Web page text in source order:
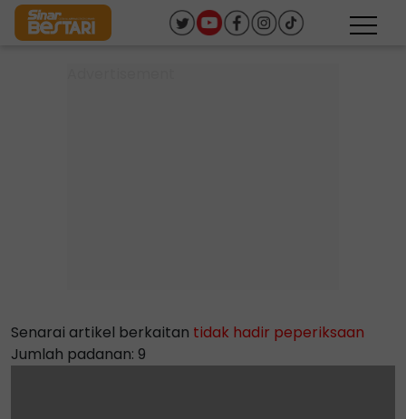
Senarai artikel berkaitan tidak hadir peperiksaan
Jumlah padanan: 9